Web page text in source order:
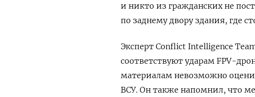
и никто из гражданских не
по заднему двору здания, где
Эксперт Conflict Intelligence
соответствуют ударам FPV-
материалам невозможно
ВСУ. Он также напомнил, что